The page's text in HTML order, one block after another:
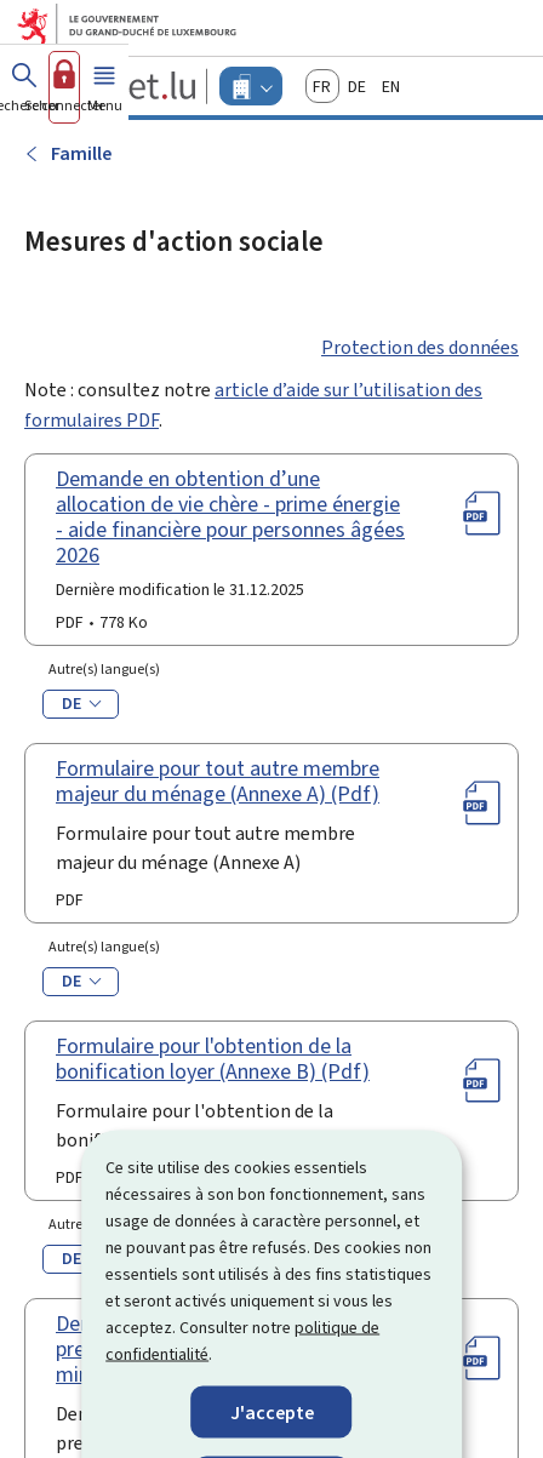
Ce site utilise des cookies essentiels
nécessaires à son bon fonctionnement, sans
usage de données à caractère personnel, et
ne pouvant pas être refusés. Des cookies non
essentiels sont utilisés à des fins statistiques
et seront activés uniquement si vous les
acceptez. Consulter notrepolitique de
confidentialité.
J'accepte
Aller au menu principal
Aller au contenu
Guichet.lu
Changer
d'espace
FrançaisDeutschEnglish
Se connecterMenu principal
Famille
Mesures d'action sociale
Protection des données
Note : consultez notrearticle d’aide sur l’utilisation des
formulaires PDF.
Demande en obtention d’une
allocation de vie chère - prime énergie
- aide financière pour personnes âgées
2026
Dernière modification le 31.12.2025
PDF
778 Ko
Autre(s) langue(s)
DE
Formulaire pour tout autre membre
majeur du ménage (Annexe A) (Pdf)
Formulaire pour tout autre membre
majeur du ménage (Annexe A)
PDF
Autre(s) langue(s)
DE
Formulaire pour l'obtention de la
bonification loyer (Annexe B) (Pdf)
Formulaire pour l'obtention de la
bonification loyer (Annexe B)
PDF
Autre(s) langue(s)
DE
Demande en vue de l'obtention d'une
prestation dans le cadre du revenu
minimum garanti (Pdf)
Demande en vue de l'obtention d'une
prestation dans le cadre du revenu